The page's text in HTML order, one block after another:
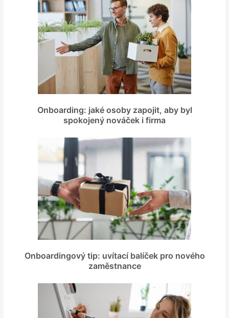
Onboarding: jaké osoby zapojit, aby byl
spokojený nováček i firma
Onboardingový tip: uvítací balíček pro nového
zaměstnance